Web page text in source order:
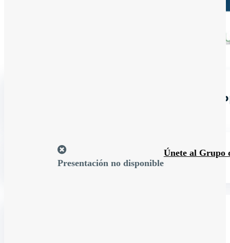
EL COOPERATIVISMO DESDE LA
Presentación no disponible
Únete al Grupo